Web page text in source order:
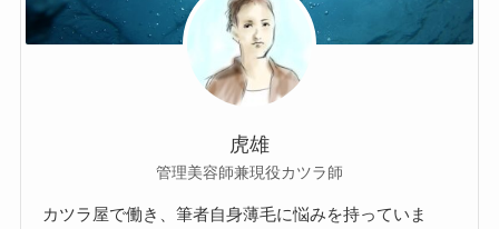
虎雄
管理美容師兼現役カツラ師
カツラ屋で働き、筆者自身薄毛に悩みを持っていま